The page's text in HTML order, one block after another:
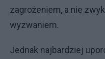
zagrożeniem, a nie
wyzwaniem.
Jednak najbardziej